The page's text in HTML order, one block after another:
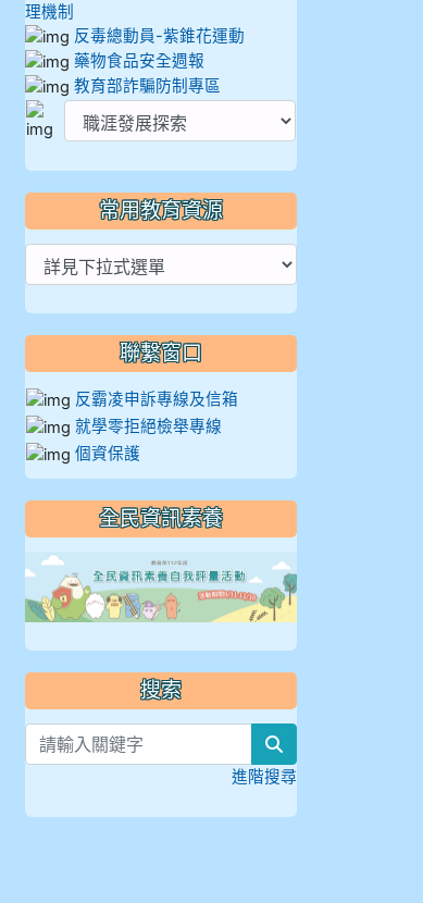
理機制
反毒總動員-紫錐花運動
藥物食品安全週報
教育部詐騙防制專區
常用教育資源
聯繫窗口
反霸凌申訴專線及信箱
就學零拒絕檢舉專線
個資保護
全民資訊素養
搜索
進階搜尋